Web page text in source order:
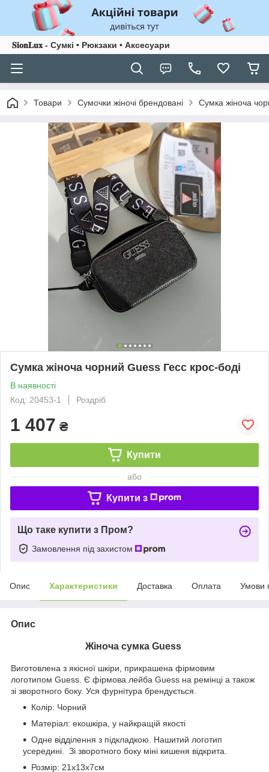
𝐒𝐢𝐨𝐧𝐋𝐮𝐱 - Сумкі • Рюкзаки • Аксесуари
Товари Сумочки жіночі брендовані Сумка жіноча
Сумка жіноча чорний Guess Гесс крос-боді
В наявності
Код: 20453-1
Роздріб
1 407 ₴
Купити
або
Купити з
Що таке купити з Пром?
Замовлення під захистом
Опис Характеристики Доставка Оплата Умови
Опис
Жіноча сумка Guess
Виготовлена з якісної шкіри, прикрашена фірмовим
логотипом Guess. Є фірмова лейба Guess на ремінці а також
зі зворотного боку. Уся фурнітура брендується.
Колір: Чорний
Матеріал: екошкіра, у найкращій якості
Одне відділення з підкладкою. Нашитий логотип
усередині. Зі зворотного боку міні кишеня відкрита.
Розмір: 21x13x7см